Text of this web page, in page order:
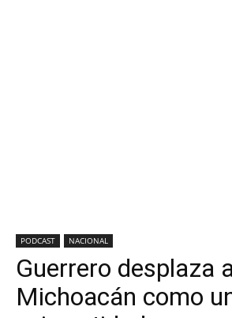
PODCAST NACIONAL
Guerrero desplaza
Michoacán como